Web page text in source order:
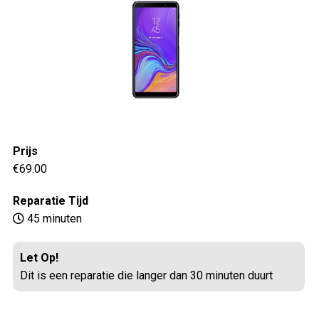
Prijs
€69.00
Reparatie Tijd
45 minuten
Let Op!
Dit is een reparatie die langer dan 30 minuten duurt